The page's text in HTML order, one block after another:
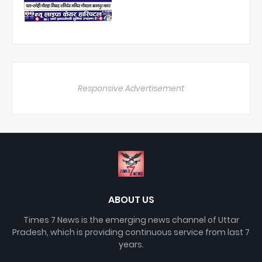
Responsive Advertisement
ABOUT US
Times 7 News is the emerging news channel of Uttar
Pradesh, which is providing continuous service from last 7
years.